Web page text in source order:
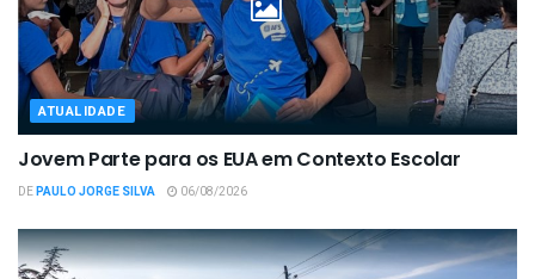
ATUALIDADE
Jovem Parte para os EUA em Contexto Escolar
DEPAULO JORGE SILVA 06/08/2026